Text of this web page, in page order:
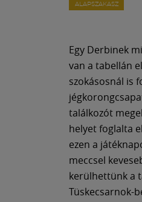
ALAPSZAKASZ
Egy Derbinek
van a tabellán
szokásosnál is
találkozót
helyet foglalta
ezen a
meccsel
kerülhettünk a
Tüskecsarnok-